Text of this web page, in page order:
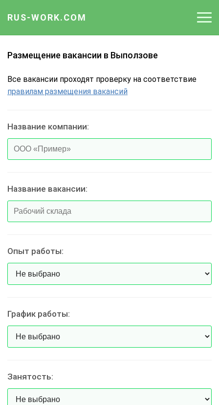
RUS-WORK.COM
Отрасли
Работодателю
Размещение вакансии в Выползове
Все вакансии проходят проверку на соответствие
правилам размещения вакансий
Название компании:
Название вакансии:
Опыт работы:
График работы:
Занятость: